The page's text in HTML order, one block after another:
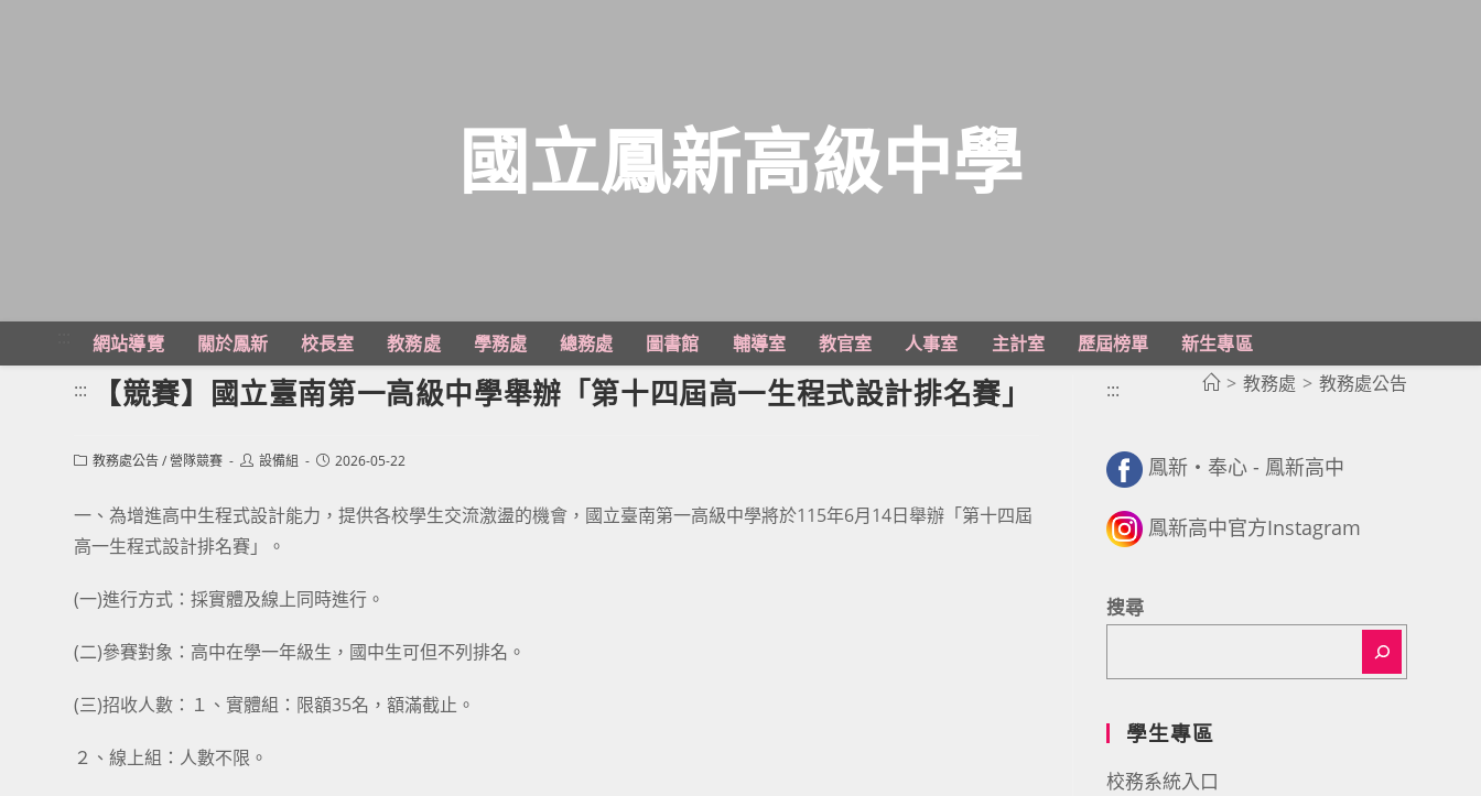
主
國立鳳新高級中學
網站導覽 關於鳳新 校長室 教務處 學務處 總務處 圖書館 輔導室 教官室 人事室 主計室 歷屆榜單
新生專區
> 教務處 > 教務處公告
::: 【競賽】國立臺南第一高級中學舉辦「第十四屆高一生程式設計排名賽」
Post教務處公告/營隊競賽
Post設備組
Post2026-05-22
一、為增進高中生程式設計能力，提供各校學生交流激盪的機會，國立臺南第一高級中學將於115年6月14日舉辦「第十四屆
高一生程式設計排名賽」。
(一)進行方式：採實體及線上同時進行。
(二)參賽對象：高中在學一年級生，國中生可但不列排名。
(三)招收人數：１、實體組：限額35名，額滿截止。
２、線上組：人數不限。
:::
鳳新・奉心 - 鳳新高中
鳳新高中官方Instagram
搜尋
學生專區
校務系統入口